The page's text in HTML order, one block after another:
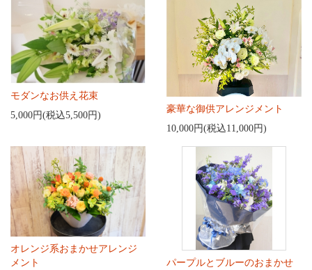
モダンなお供え花束
5,000円(税込5,500円)
豪華な御供アレンジメント
10,000円(税込11,000円)
オレンジ系おまかせアレンジ
メント
パープルとブルーのおまかせ